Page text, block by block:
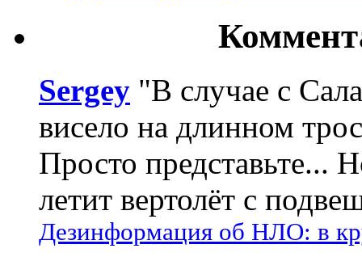
Sergey "В случае с
висело на длинном
Просто представьте...
летит вертолёт с
Дезинформация об НЛО: в